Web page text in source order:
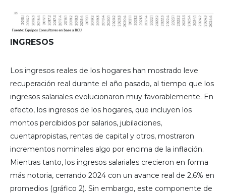
INGRESOS
Los ingresos reales de los hogares han mostrado leve
recuperación real durante el año pasado, al tiempo que los
ingresos salariales evolucionaron muy favorablemente. En
efecto, los ingresos de los hogares, que incluyen los
montos percibidos por salarios, jubilaciones,
cuentapropistas, rentas de capital y otros, mostraron
incrementos nominales algo por encima de la inflación.
Mientras tanto, los ingresos salariales crecieron en forma
más notoria, cerrando 2024 con un avance real de 2,6% en
promedios (gráfico 2). Sin embargo, este componente de